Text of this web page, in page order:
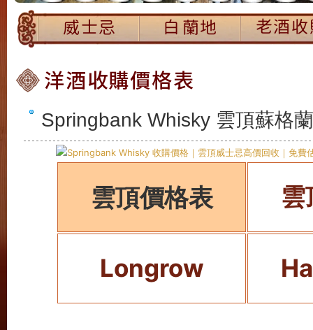
Springbank Whisky 雲頂蘇格
雲頂價格表 雲
Longrow